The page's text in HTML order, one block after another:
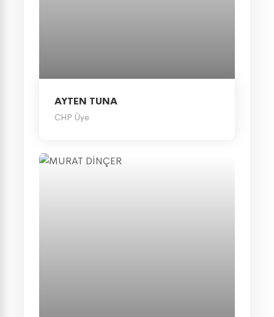
AYTEN TUNA
CHP Üye